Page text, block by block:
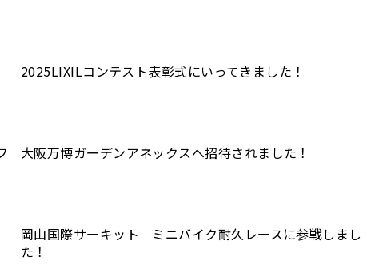
2025LIXILコンテスト表彰式にいってきました！
大阪万博ガーデンアネックスへ招待されました！
岡山国際サーキット ミニバイク耐久レースに参戦しまし
た！